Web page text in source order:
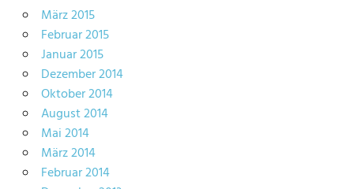
März 2015
Februar 2015
Januar 2015
Dezember 2014
Oktober 2014
August 2014
Mai 2014
März 2014
Februar 2014